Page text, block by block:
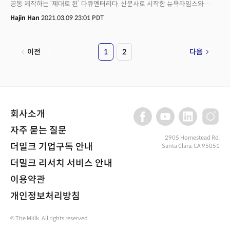
공동 제작하는 ‘제대로 된’ 다큐멘터리다. 신문사로 시작한 뉴욕타임스와
방송사 CNN이 선거나 탐사 보도가 아닌 ‘영상’으로 협업한 첫 사례여서
주목된다. 블룸버그는 9일(현지시간) 뉴욕타임스 매거진에서 머독의 미디어
Rutenberg) 기자가 CNN와 함께 이르면 오는 2022년 공개 목표로 ‘머독
다큐멘터리’를 만들고 있다고 보도했다. 이 다큐멘터리의 뼈대가 된
Hajin Han 2021.03.09 23:01 PDT
이전 1 2 다음
회사소개
자주 묻는 질문
더밀크 기업구독 안내
더밀크 리서치 서비스 안내
이용약관
개인정보처리방침
2905 Homestead Rd,
Santa Clara, CA 95051
© The Miilk. All rights reserved.